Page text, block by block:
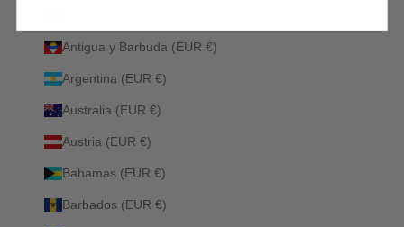
Antigua y Barbuda (EUR €)
Argentina (EUR €)
Australia (EUR €)
Austria (EUR €)
Bahamas (EUR €)
Barbados (EUR €)